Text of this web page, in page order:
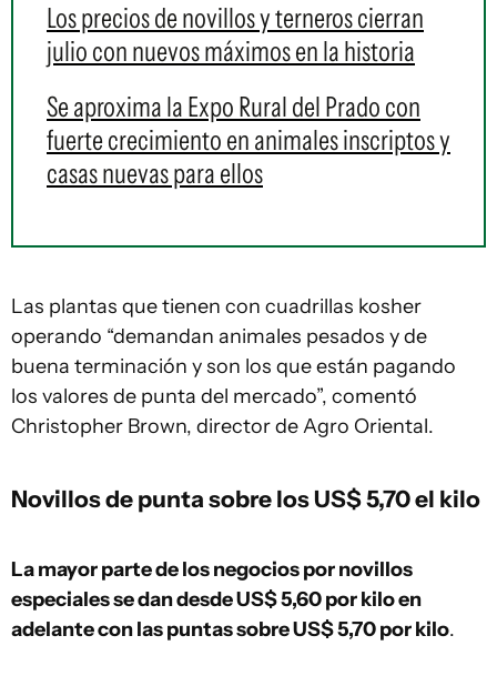
Los precios de novillos y terneros cierran
julio con nuevos máximos en la historia
Se aproxima la Expo Rural del Prado con
fuerte crecimiento en animales inscriptos y
casas nuevas para ellos
Las plantas que tienen con cuadrillas kosher
operando “demandan animales pesados y de
buena terminación y son los que están pagando
los valores de punta del mercado”, comentó
Christopher Brown, director de Agro Oriental.
Novillos de punta sobre los US$ 5,70 el kilo
La mayor parte de los negocios por novillos
especiales se dan desde US$ 5,60 por kilo en
adelante con las puntas sobre US$ 5,70 por kilo.